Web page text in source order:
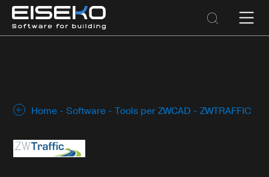
Home -Software -Tools per ZWCAD - ZWTRAFFIC